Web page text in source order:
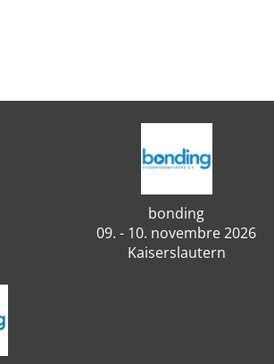
bonding
09. - 10. novembre 2026
Kaiserslautern